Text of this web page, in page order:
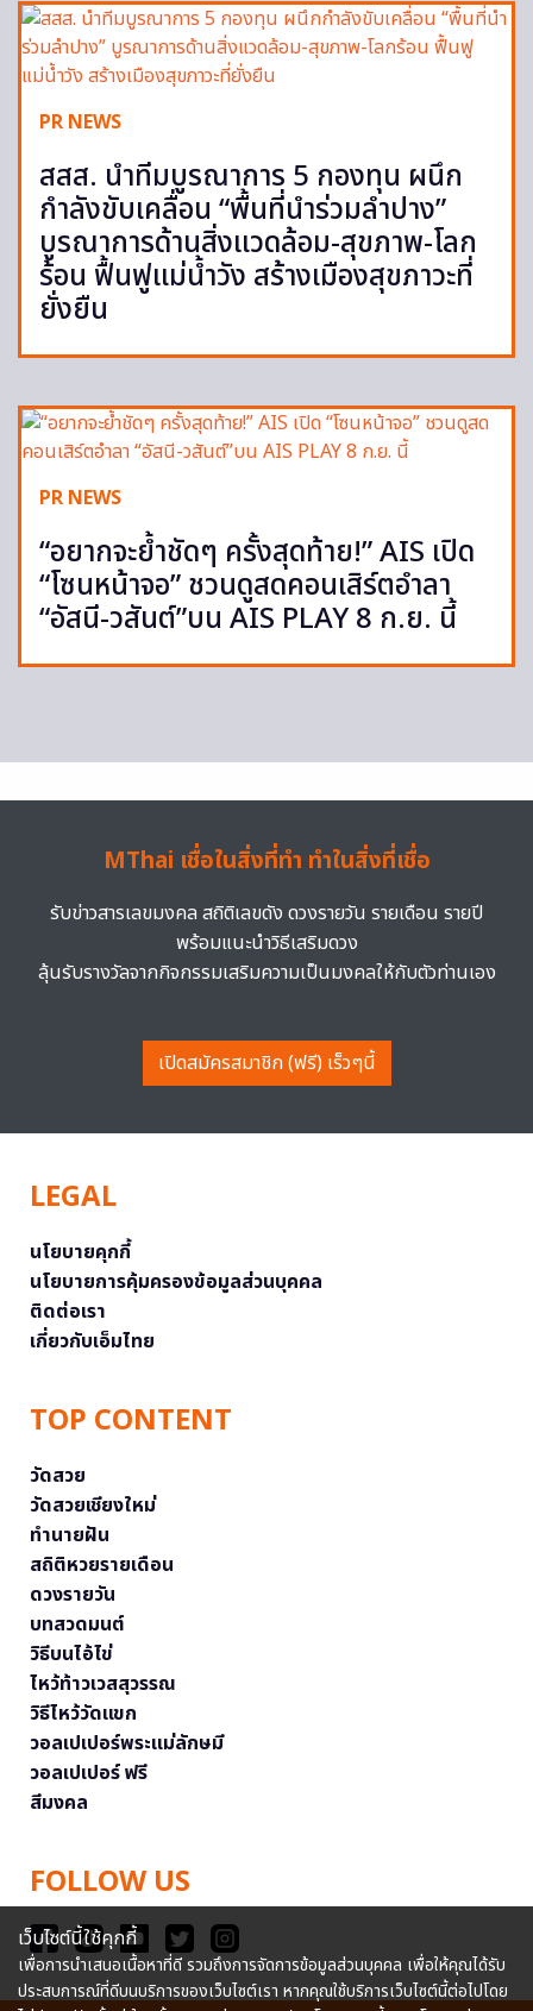
PR NEWS
สสส. นำทีมบูรณาการ 5 กองทุน ผนึก
กำลังขับเคลื่อน “พื้นที่นำร่วมลำปาง”
บูรณาการด้านสิ่งแวดล้อม-สุขภาพ-โลก
ร้อน ฟื้นฟูแม่น้ำวัง สร้างเมืองสุขภาวะที่
ยั่งยืน
PR NEWS
“อยากจะย้ำชัดๆ ครั้งสุดท้าย!” AIS เปิด
“โซนหน้าจอ” ชวนดูสดคอนเสิร์ตอำลา
“อัสนี-วสันต์”บน AIS PLAY 8 ก.ย. นี้
MThai เชื่อในสิ่งที่ทำ ทำในสิ่งที่เชื่อ
รับข่าวสารเลขมงคล สถิติเลขดัง ดวงรายวัน รายเดือน รายปี
พร้อมแนะนำวิธีเสริมดวง
ลุ้นรับรางวัลจากกิจกรรมเสริมความเป็นมงคลให้กับตัวท่านเอง
เปิดสมัครสมาชิก (ฟรี) เร็วๆนี้
LEGAL
นโยบายคุกกี้
นโยบายการคุ้มครองข้อมูลส่วนบุคคล
ติดต่อเรา
เกี่ยวกับเอ็มไทย
TOP CONTENT
วัดสวย
วัดสวยเชียงใหม่
ทำนายฝัน
สถิติหวยรายเดือน
ดวงรายวัน
บทสวดมนต์
วิธีบนไอ้ไข่
ไหว้ท้าวเวสสุวรรณ
วิธีไหว้วัดแขก
วอลเปเปอร์พระแม่ลักษมี
วอลเปเปอร์ ฟรี
สีมงคล
FOLLOW US
เว็บไซต์นี้ใช้คุกกี้
เพื่อการนำเสนอเนื้อหาที่ดี รวมถึงการจัดการข้อมูลส่วนบุคคล เพื่อให้คุณได้รับ
ประสบการณ์ที่ดีบนบริการของเว็บไซต์เรา หากคุณใช้บริการเว็บไซต์นี้ต่อไปโดย